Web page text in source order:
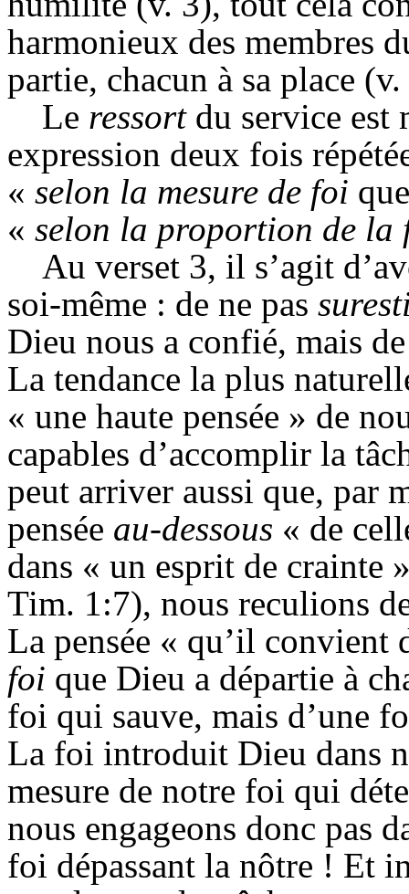
harmonieux des membres
partie, chacun à sa place
Le ressortdu service est
expression deux fois
« selon la mesure de foi
« selon la proportion de la
Au verset 3, il s’agit
soi-même : de ne pas
Dieu nous a confié, mais
La tendance la plus
« une haute pensée » de
capables d’accomplir la
peut arriver aussi que, par
pensée au-dessous « de
dans « un esprit de crainte
Tim. 1:7), nous reculions
La pensée « qu’il convient
foi que Dieu a départie à
foi qui sauve, mais d’une
La foi introduit Dieu dans
mesure de notre foi qui
nous engageons donc pas
foi dépassant la nôtre ! Et